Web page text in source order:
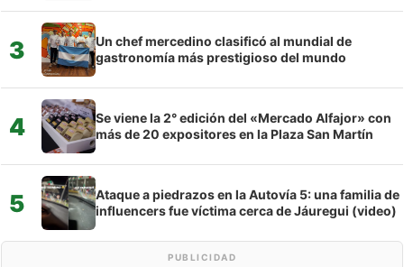
3
Un chef mercedino clasificó al mundial de
gastronomía más prestigioso del mundo
4
Se viene la 2° edición del «Mercado Alfajor» con
más de 20 expositores en la Plaza San Martín
5
Ataque a piedrazos en la Autovía 5: una familia de
influencers fue víctima cerca de Jáuregui (video)
PUBLICIDAD